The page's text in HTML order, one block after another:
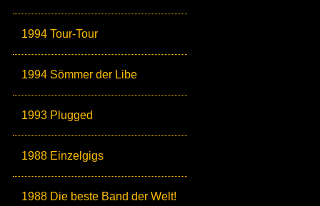
1994 Tour-Tour
1994 Sömmer der Libe
1993 Plugged
1988 Einzelgigs
1988 Die beste Band der Welt!